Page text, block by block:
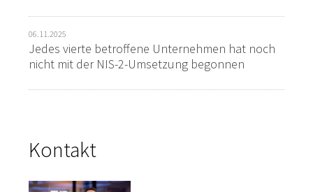
06.11.2025
Jedes vierte betroffene Unternehmen hat noch
nicht mit der NIS-2-Umsetzung begonnen
Kontakt